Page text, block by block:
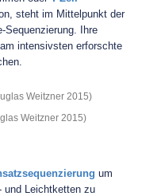
steht im Mittelpunkt der
Sequenzierung. Ihre
intensivsten erforschte
Weitzner 2015)
um
und Leichtketten zu